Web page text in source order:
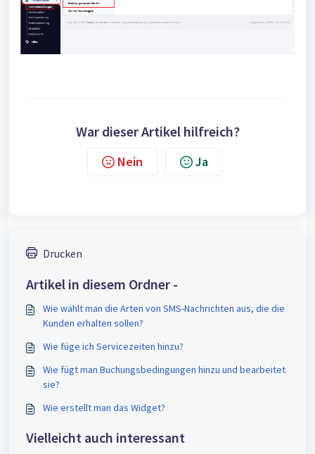
War dieser Artikel hilfreich?
Nein Ja
Drucken
Artikel in diesem Ordner -
Wie wählt man die Arten von SMS-Nachrichten aus, die die
Kunden erhalten sollen?
Wie füge ich Servicezeiten hinzu?
Wie fügt man Buchungsbedingungen hinzu und bearbeitet
sie?
Wie erstellt man das Widget?
Vielleicht auch interessant